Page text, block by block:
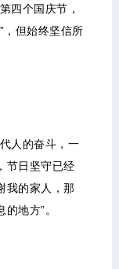
四个国庆节，
，但始终坚信所
人的奋斗，一
节日坚守已经
我的家人，那
地方”。